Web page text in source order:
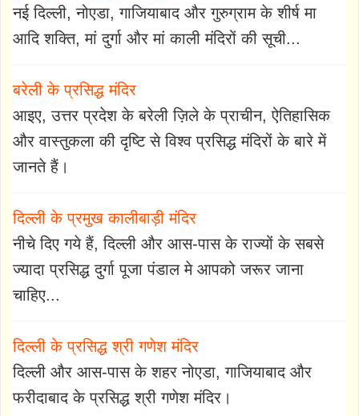
नई दिल्ली, नोएडा, गाजियाबाद और गुरुग्राम के शीर्ष मा
आदि शक्ति, मां दुर्गा और मां काली मंदिरों की सूची...
बरेली के प्रसिद्ध मंदिर
आइए, उत्तर प्रदेश के बरेली ज़िले के प्राचीन, ऐतिहासिक
और वास्तुकला की दृष्टि से विश्व प्रसिद्ध मंदिरों के बारे में
जानते हैं।
दिल्ली के प्रमुख कालीबाड़ी मंदिर
नीचे दिए गये हैं, दिल्ली और आस-पास के राज्यों के सबसे
ज्यादा प्रसिद्ध दुर्गा पूजा पंडाल मे आपको जरूर जाना
चाहिए...
दिल्ली के प्रसिद्ध श्री गणेश मंदिर
दिल्ली और आस-पास के शहर नोएडा, गाजियाबाद और
फरीदाबाद के प्रसिद्ध श्री गणेश मंदिर।